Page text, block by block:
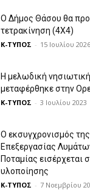
Ο Δήμος Θάσου θα
τετρακίνηση (4Χ4)
Κ-ΤΥΠΟΣ - 15 Ιουλίου 2026
Η μελωδική
μεταφέρθηκε στην
Κ-ΤΥΠΟΣ - 3 Ιουλίου 2023
Ο εκσυγχρονισμός
Επεξεργασίας
Ποταμίας εισέρχεται
υλοποίησης
Κ-ΤΥΠΟΣ - 7 Νοεμβρίου